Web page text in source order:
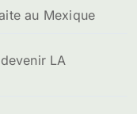
au Mexique
LA